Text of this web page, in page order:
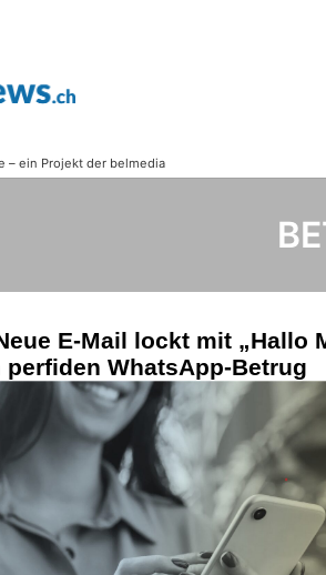
E-Mail lockt mit „Hallo
perfiden WhatsApp-Betrug